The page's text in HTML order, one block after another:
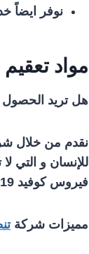
نوفر ايضاً
مواد
هل تريد الحصول
نقدم من خلال
للإنسان و التي
فيروس كوفيد 19 خصوصا.
مميزات شركة